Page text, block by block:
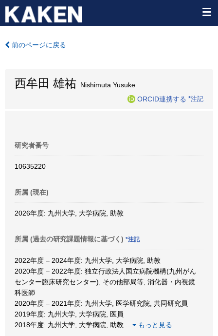
前のページに戻る
西牟田 雄祐 Nishimuta Yusuke
ORCID連携する *注記
研究者番号
10635220
所属 (現在)
2026年度: 九州大学, 大学病院, 助教
所属 (過去の研究課題情報に基づく) *注記
2022年度 – 2024年度: 九州大学, 大学病院, 助教
2020年度 – 2022年度: 独立行政法人国立病院機構(九州がん
センター臨床研究センター), その他部局等, 消化器・内視鏡
科医師
2020年度 – 2021年度: 九州大学, 医学研究院, 共同研究員
2019年度: 九州大学, 大学病院, 医員
2018年度: 九州大学, 大学病院, 助教
もっと見る